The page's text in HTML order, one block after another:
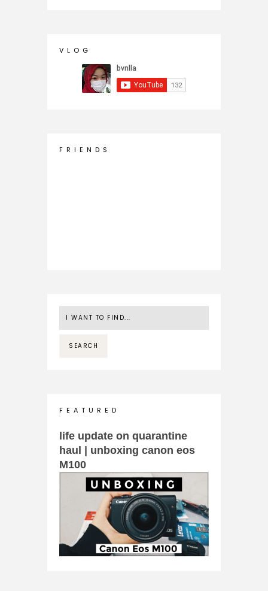
V L O G
F R I E N D S
F E A T U R E D
life update on quarantine
haul | unboxing canon eos
M100